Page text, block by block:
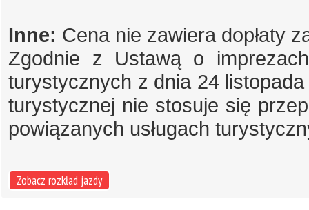
Inne: Cena nie zawiera dopłaty
Zgodnie z Ustawą o
turystycznych z dnia 24
turystycznej nie stosuje się
powiązanych usługach
Zobacz rozkład jazdy